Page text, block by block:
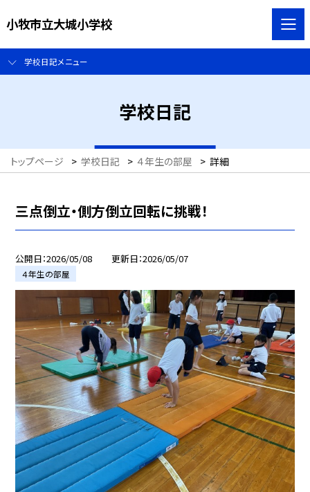
小牧市立大城小学校
学校日記メニュー
学校日記
トップページ > 学校日記 > ４年生の部屋 > 詳細
三点倒立・側方倒立回転に挑戦！
公開日 2026/05/08 更新日 2026/05/07
４年生の部屋